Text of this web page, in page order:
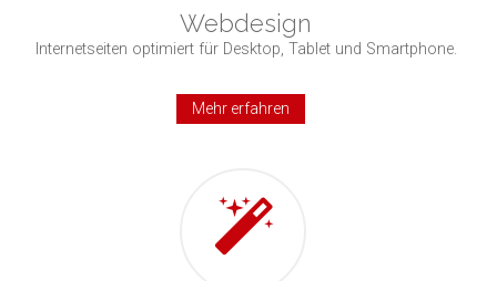
Webdesign
Internetseiten optimiert für Desktop, Tablet und Smartphone.
Mehr erfahren